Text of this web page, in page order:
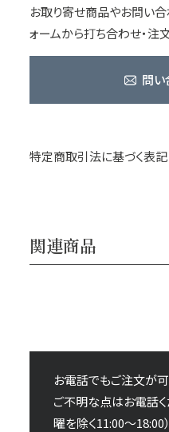
お取り寄せ商品やお問い
ォームから打ち合わせ・注
問い
特定商取引法に基づく表
関連商品
お電話でもご注文が可
ご不明な点はお電話く
曜を除く11:00～18:00）